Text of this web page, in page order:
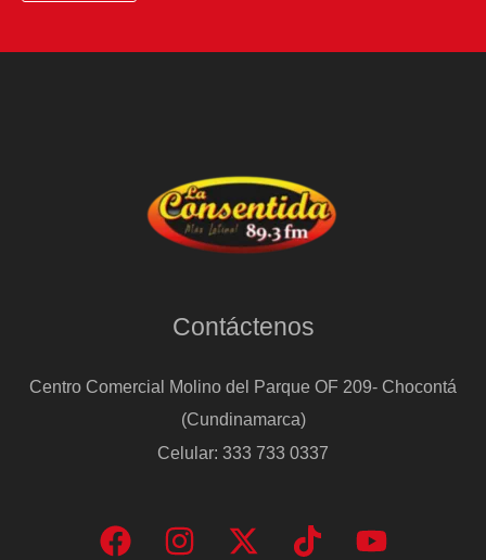
Contáctenos
Centro Comercial Molino del Parque OF 209- Chocontá
(Cundinamarca)
Celular: 333 733 0337